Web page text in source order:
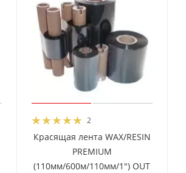
2
Красящая лента WAX/RESIN
PREMIUM
(110мм/600м/110мм/1") OUT